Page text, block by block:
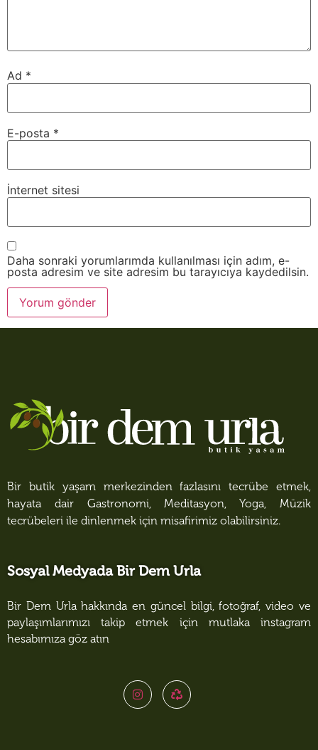
Ad *
E-posta *
İnternet sitesi
Daha sonraki yorumlarımda kullanılması için adım, e-
posta adresim ve site adresim bu tarayıcıya kaydedilsin.
Bir butik yaşam merkezinden fazlasını tecrübe etmek,
hayata dair Gastronomi, Meditasyon, Yoga, Müzik
tecrübeleri ile dinlenmek için misafirimiz olabilirsiniz.
Sosyal Medyada Bir Dem Urla
Bir Dem Urla hakkında en güncel bilgi, fotoğraf, video ve
paylaşımlarımızı takip etmek için mutlaka instagram
hesabımıza göz atın